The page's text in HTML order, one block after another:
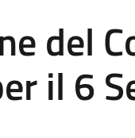
del
il 6